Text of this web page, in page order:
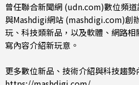
曾任聯合新聞網 (udn.com)數位頻
與Mashdigi網站 (mashdigi.com)創
玩、科技類新品，以及軟體、網路
寫內容介紹新玩意。
更多數位新品、技術介紹與科技趨勢